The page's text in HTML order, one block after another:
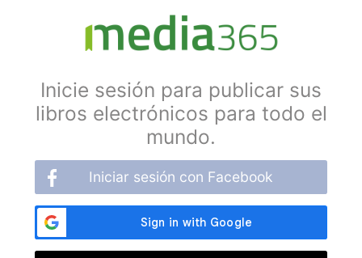
Inicie sesión para publicar sus
libros electrónicos para todo el
mundo.
Iniciar sesión con Facebook